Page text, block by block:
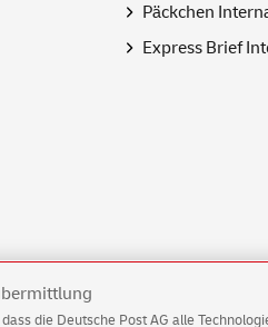
Päckchen
Express Brief
die Deutsche Post AG alle